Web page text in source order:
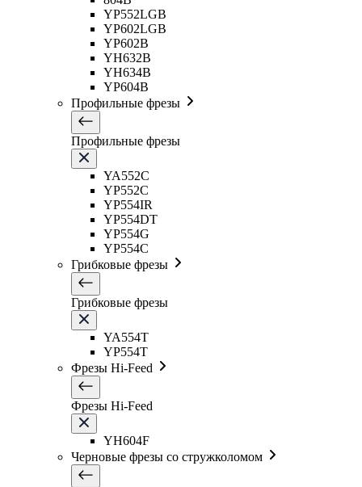
YP552LGB
YP602LGB
YP602B
YH632B
YH634B
YP604B
Профильные фрезы
Профильные фрезы
YA552C
YP552C
YP554IR
YP554DT
YP554G
YP554C
Грибковые фрезы
Грибковые фрезы
YA554T
YP554T
Фрезы Hi-Feed
Фрезы Hi-Feed
YH604F
Черновые фрезы со стружколомом